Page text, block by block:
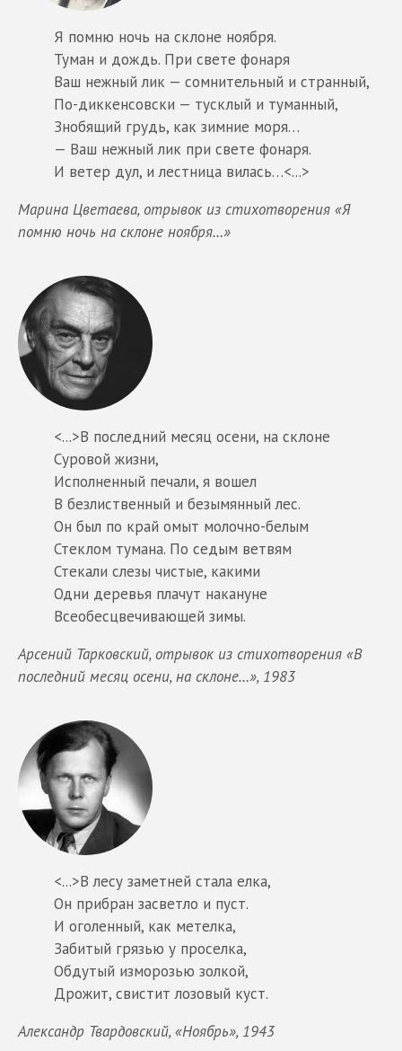
Я помню ночь на склоне ноября.
Туман и дождь. При свете фонаря
Ваш нежный лик — сомнительный и странный,
По-диккенсовски — тусклый и туманный,
Знобящий грудь, как зимние моря…
— Ваш нежный лик при свете фонаря.
И ветер дул, и лестница вилась…<...>
Марина Цветаева, отрывок из стихотворения «Я
помню ночь на склоне ноября…»
<...>В последний месяц осени, на склоне
Суровой жизни,
Исполненный печали, я вошел
В безлиственный и безымянный лес.
Он был по край омыт молочно-белым
Стеклом тумана. По седым ветвям
Стекали слезы чистые, какими
Одни деревья плачут накануне
Всеобесцвечивающей зимы.
Арсений Тарковский, отрывок из стихотворения «В
последний месяц осени, на склоне…», 1983
<...>В лесу заметней стала елка,
Он прибран засветло и пуст.
И оголенный, как метелка,
Забитый грязью у проселка,
Обдутый изморозью золкой,
Дрожит, свистит лозовый куст.
Александр Твардовский, «Ноябрь», 1943